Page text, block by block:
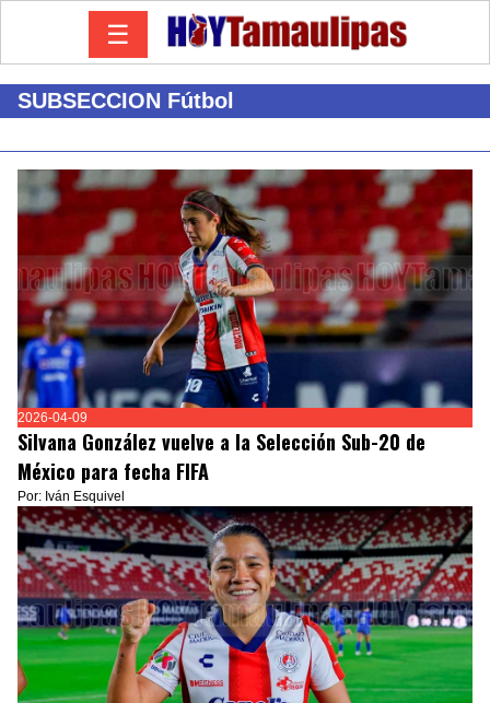
☰
SUBSECCION Fútbol
2026-04-09
Silvana González vuelve a la Selección Sub-20 de
México para fecha FIFA
Por: Iván Esquivel